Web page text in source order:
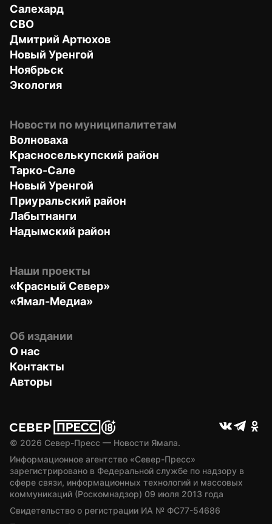
Салехард
СВО
Дмитрий Артюхов
Новый Уренгой
Ноябрьск
Экология
Новости по муниципалитетам
Волноваха
Красноселькупский район
Тарко-Сале
Новый Уренгой
Приуральский район
Лабытнанги
Надымский район
Наши проекты
«Красный Север»
«Ямал-Медиа»
Об издании
О нас
Контакты
Авторы
© 2026 Север-Пресс — Новости Ямала.
Информационное агентство «Север-Пресс»
зарегистрировано в Федеральной службе по надзору в
сфере связи, информационных технологий и массовых
коммуникаций (Роскомнадзор) 09 июля 2013 года
Свидетельство о регистрации ИА № ФС77-54686